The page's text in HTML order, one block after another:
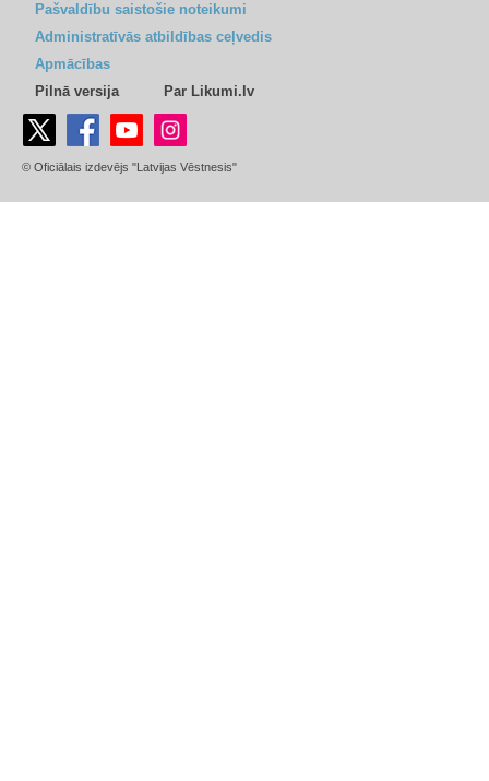
Pašvaldību saistošie noteikumi
Administratīvās atbildības ceļvedis
Apmācības
Pilnā versija
Par Likumi.lv
© Oficiālais izdevējs "Latvijas Vēstnesis"